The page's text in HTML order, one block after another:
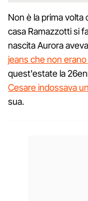
Non è la prima volta
casa Ramazzotti si
nascita Aurora
jeans che non
quest'estate la
Cesare indossava
sua.